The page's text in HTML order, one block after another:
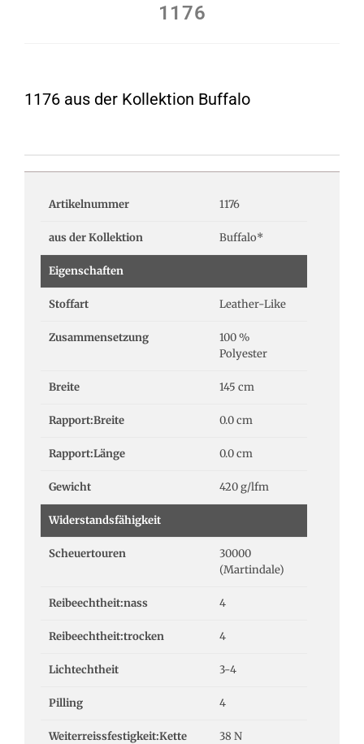
1176
1176 aus der Kollektion Buffalo
Artikelnummer 1176
aus der Kollektion Buffalo*
Eigenschaften
Stoffart Leather-Like
Zusammensetzung
100 %
Polyester
Breite 145 cm
Rapport:Breite 0.0 cm
Rapport:Länge 0.0 cm
Gewicht 420 g/lfm
Widerstandsfähigkeit
Scheuertouren
30000
(Martindale)
Reibeechtheit:nass 4
Reibeechtheit:trocken 4
Lichtechtheit 3-4
Pilling 4
Weiterreissfestigkeit:Kette 38 N